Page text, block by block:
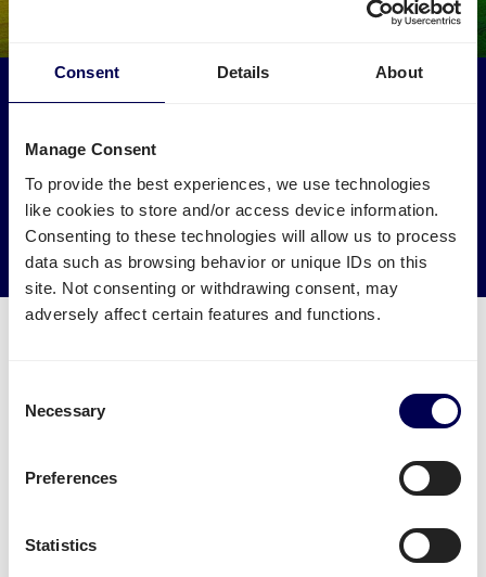
Consent Details About
Manage Consent
To provide the best experiences, we use technologies
like cookies to store and/or access device information.
Consenting to these technologies will allow us to process
data such as browsing behavior or unique IDs on this
site. Not consenting or withdrawing consent, may
adversely affect certain features and functions.
Selection
Necessary
Preferences
Statistics
die sonst leer fahren würden.
→ Noch heute versenden
Was muss ich für eine Palettensendung
Name des FBA Warenlagers - aber Achtung: